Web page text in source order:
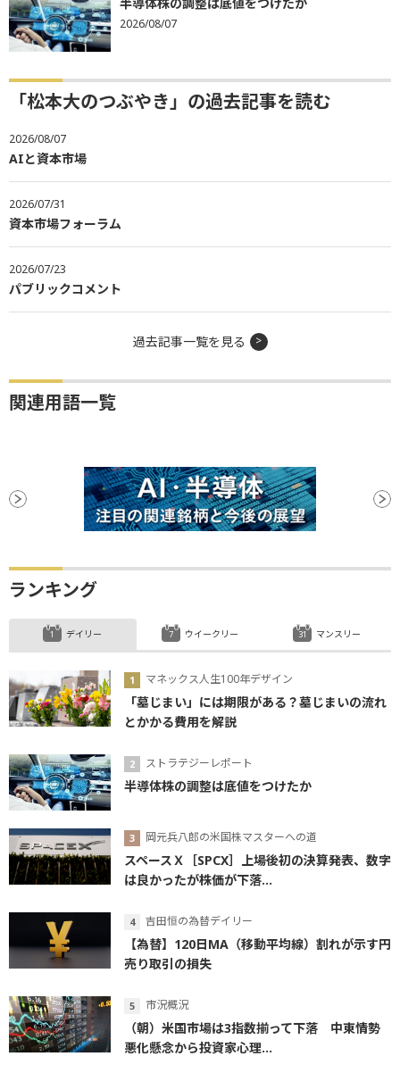
2026/08/07
「松本大のつぶやき」の過去記事を読む
2026/08/07
AIと資本市場
2026/07/31
資本市場フォーラム
2026/07/23
パブリックコメント
過去記事一覧を見る
関連用語一覧
ランキング
デイリー
マネックス人生100年デザイン
「墓じまい」には期限がある？墓じまいの流れ
とかかる費用を解説
ストラテジーレポート
半導体株の調整は底値をつけたか
岡元兵八郎の米国株マスターへの道
スペースＸ［SPCX］上場後初の決算発表、数字
は良かったが株価が下落...
吉田恒の為替デイリー
【為替】120日MA（移動平均線）割れが示す円
売り取引の損失
市況概況
（朝）米国市場は3指数揃って下落 中東情勢
悪化懸念から投資家心理...
ウイークリー マンスリー